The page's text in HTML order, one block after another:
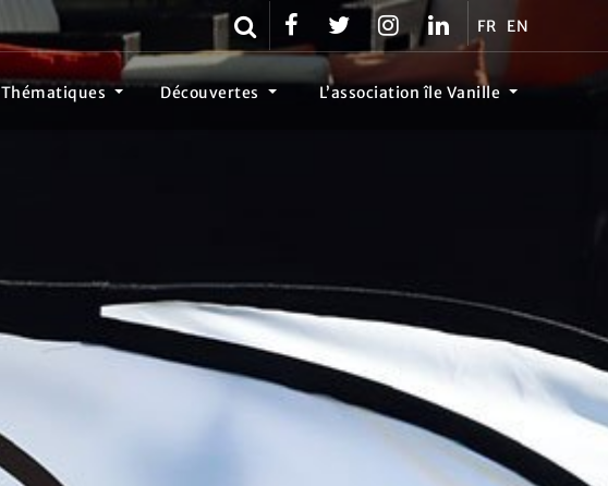
FR EN
Thématiques Découvertes L’association île Vanille